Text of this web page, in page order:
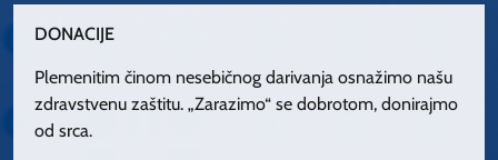
DONACIJE
Plemenitim činom nesebičnog darivanja osnažimo našu
zdravstvenu zaštitu. „Zarazimo“ se dobrotom, donirajmo
od srca.